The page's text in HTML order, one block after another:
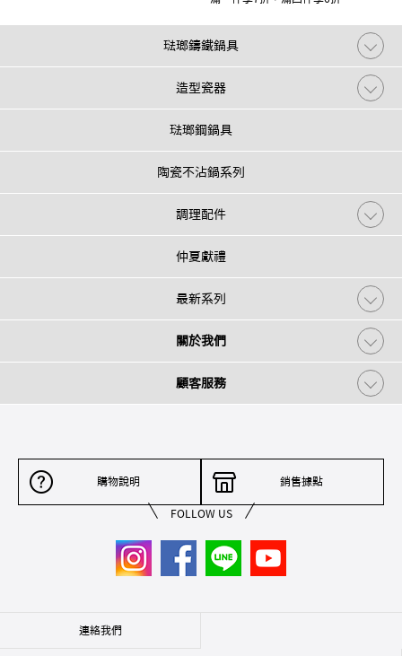
琺瑯鑄鐵鍋具
造型瓷器
琺瑯鋼鍋具
陶瓷不沾鍋系列
調理配件
仲夏獻禮
最新系列
關於我們
顧客服務
購物說明 銷售據點
FOLLOW US
連絡我們